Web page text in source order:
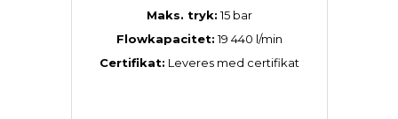
Maks. tryk:15 bar
Flowkapacitet:19 440 l/min
Certifikat: Leveres med certifikat